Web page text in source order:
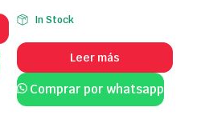
In Stock
Leer más
Comprar por whatsapp